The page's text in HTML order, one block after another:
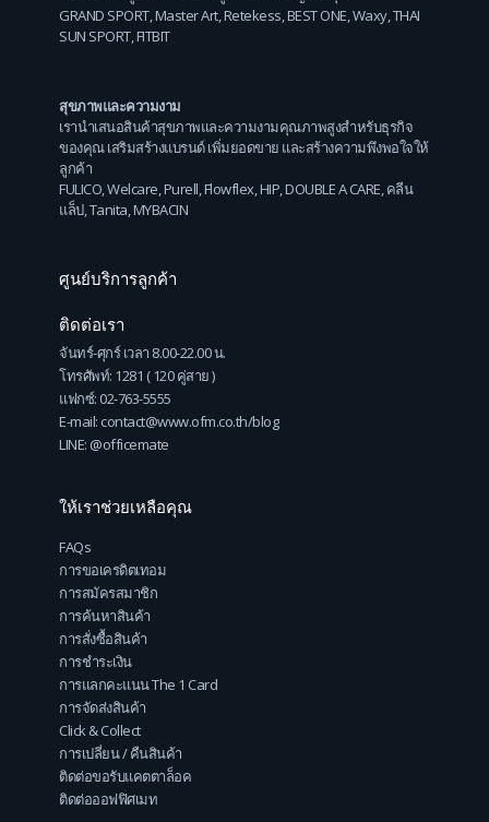
GRAND SPORT,Master Art,Retekess,BEST ONE,Waxy,THAI
SUN SPORT,FITBIT
สุขภาพและความงาม
เรานำเสนอสินค้าสุขภาพและความงามคุณภาพสูงสำหรับธุรกิจ
ของคุณ เสริมสร้างแบรนด์ เพิ่มยอดขาย และสร้างความพึงพอใจให้
ลูกค้า
FULICO,Welcare,Purell,Flowflex,HIP,DOUBLE A CARE,คลีน
แล็ป,Tanita,MYBACIN
ศูนย์บริการลูกค้า
ติดต่อเรา
จันทร์-ศุกร์ เวลา 8.00-22.00 น.
โทรศัพท์: 1281 ( 120 คู่สาย )
แฟกซ์: 02-763-5555
E-mail: contact@www.ofm.co.th/blog
LINE: @officemate
ให้เราช่วยเหลือคุณ
FAQs
การขอเครดิตเทอม
การสมัครสมาชิก
การค้นหาสินค้า
การสั่งซื้อสินค้า
การชำระเงิน
การแลกคะแนน The 1 Card
การจัดส่งสินค้า
Click & Collect
การเปลี่ยน / คืนสินค้า
ติดต่อขอรับแคตตาล็อค
ติดต่อออฟฟิศเมท